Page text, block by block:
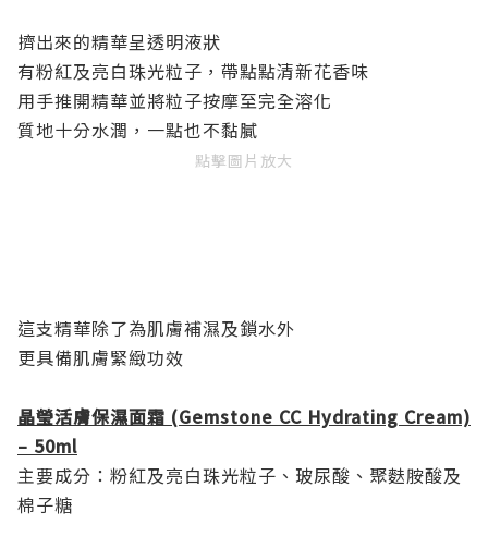
擠出來的精華呈透明液狀
有粉紅及亮白珠光粒子，帶點點清新花香味
用手推開精華並將粒子按摩至完全溶化
質地十分水潤，一點也不黏膩
點擊圖片放大
這支精華除了為肌膚補濕及鎖水外
更具備肌膚緊緻功效
晶瑩活膚保濕面霜 (Gemstone CC Hydrating Cream)
– 50ml
主要成分：粉紅及亮白珠光粒子、玻尿酸、聚麩胺酸及
棉子糖